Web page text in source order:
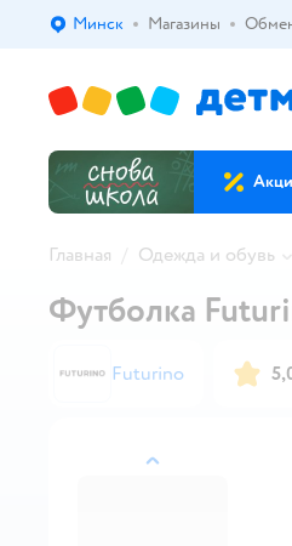
Выбор адреса доставки.
Минск Магазины
Главная Одежда и обувь
назад
Футболка
Futurino